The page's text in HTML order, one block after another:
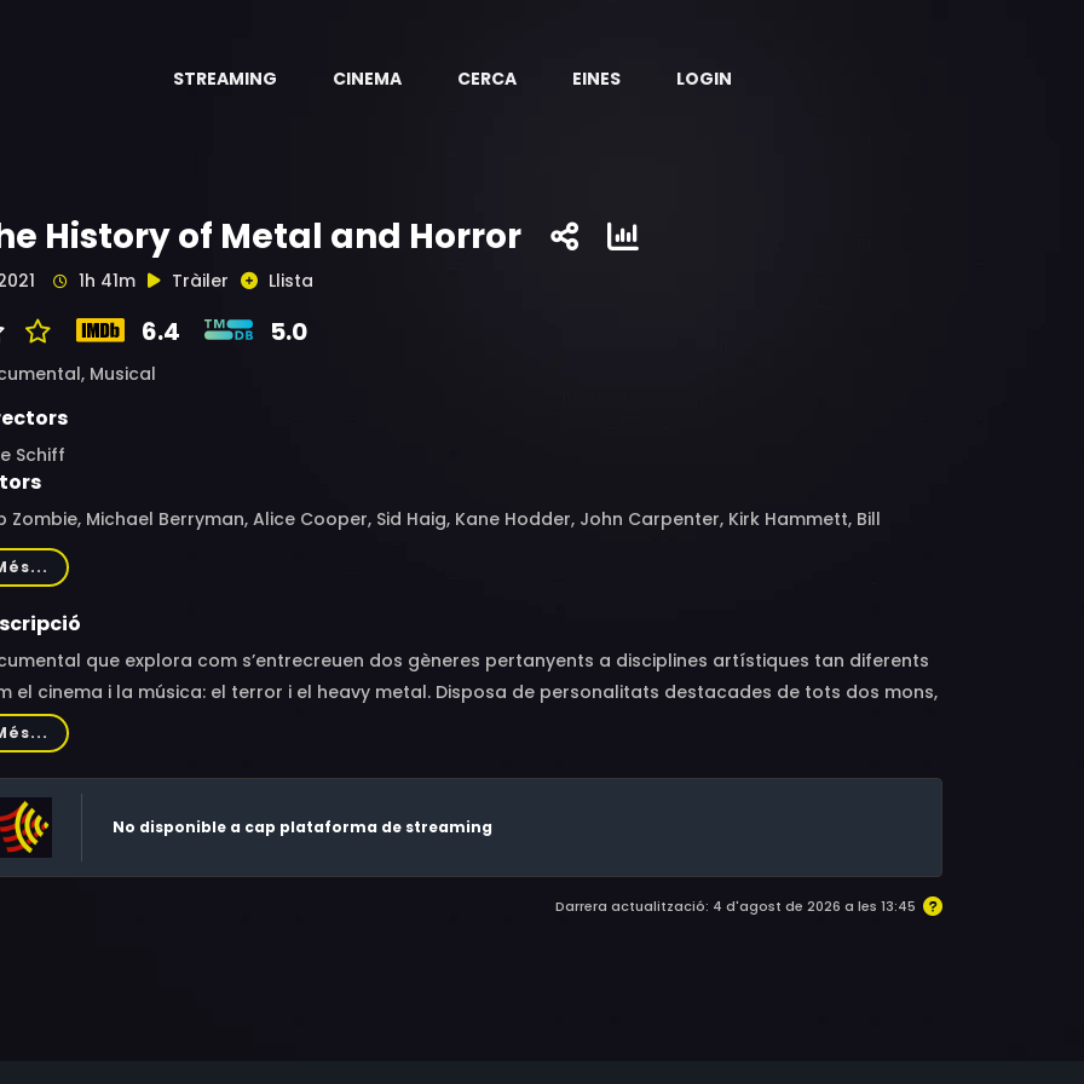
STREAMING CINEMA CERCA EINES LOGIN
History of Metal and Horror
1h 41m Tràiler Llista
6.4 5.0
Musical
Schiff
Zombie, Michael Berryman, Alice Cooper, Sid Haig, Kane Hodder, John Carpenter, Kirk Hammett, Bill
Scott Ian, Don Dokken, Sarah French, Phil Anselmo, Dave Mustaine, Corey Taylor, Jonathan Davis,
5, Marky Ramone, Dani Filth, Charlie Benante, George Fisher, Doug Bradley, Nick Castle, Ron Chaney,
Hansen, Chris Irvine, Sara Karloff, Linnea Quigley, Tom Savini, John A. Russo, Heidi Shepherd, Claudio
Marc Price
que explora com s’entrecreuen dos gèneres pertanyents a disciplines artístiques tan diferents
el cinema i la música: el terror i el heavy metal. Disposa de personalitats destacades de tots dos mons,
ara John Carpenter, Alice Cooper o Dave Mustaine.
No disponible a cap plataforma de streaming
Darrera actualització: 4 d'agost de 2026 a les 13:45